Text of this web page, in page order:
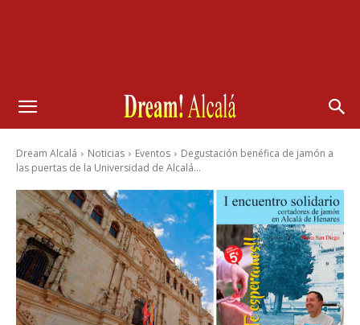
Dream Alcalá Noticias Eventos
Degustación benéfica de jamón a
las puertas de la Universidad de Alcalá...